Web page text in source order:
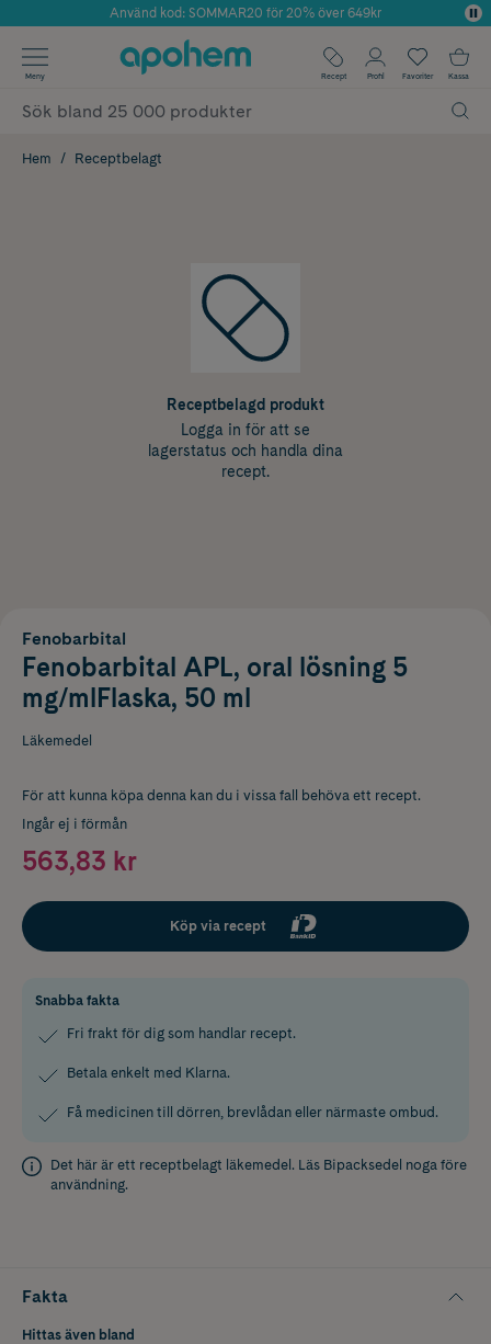
Årets Butik 2025 inom Skönhet
Använd kod: SOMMAR20 för 20% över 649kr
✓ Fri frakt
✓ Poäng på alla köp*
Meny Recept Profil Favoriter Kassa
Hem Receptbelagt
Receptbelagd produkt
Logga in för att se
lagerstatus och handla dina
recept.
Fenobarbital
Fenobarbital APL, oral lösning 5
mg/mlFlaska, 50 ml
Läkemedel
För att kunna köpa denna kan du i vissa fall behöva ett recept.
Ingår ej i förmån
563,83 kr
Köp via recept
Snabba fakta
Fri frakt för dig som handlar recept.
Betala enkelt med Klarna.
Få medicinen till dörren, brevlådan eller närmaste ombud.
Det här är ett receptbelagt läkemedel. Läs Bipacksedel noga före
användning.
Fakta
Hittas även bland